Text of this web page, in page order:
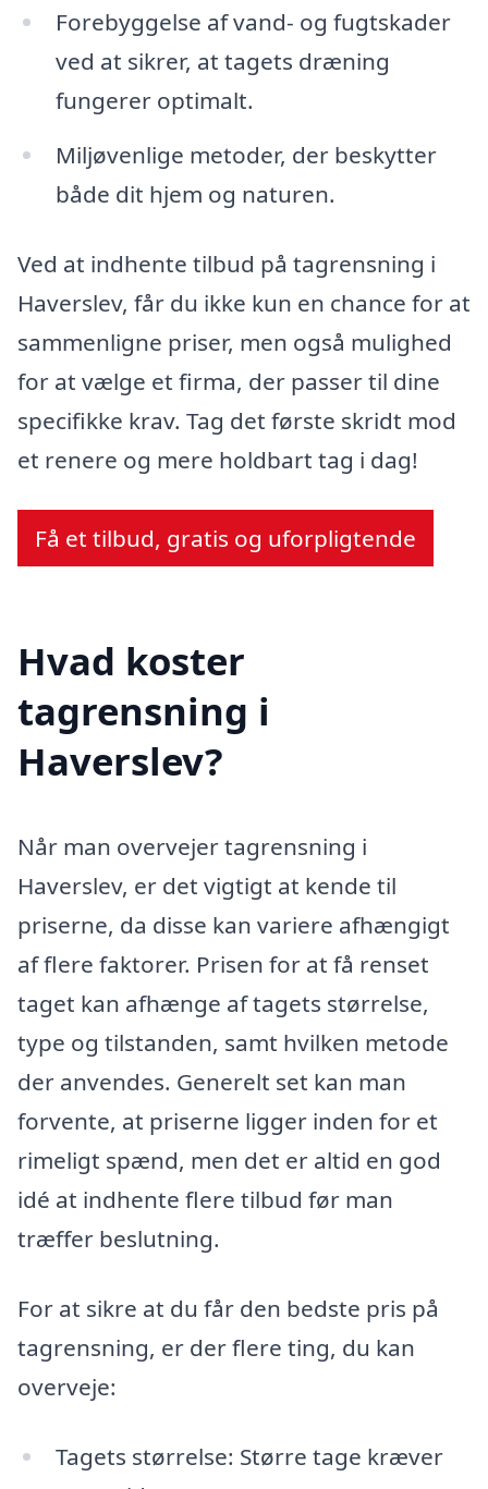
Forebyggelse af vand- og fugtskader
ved at sikrer, at tagets dræning
fungerer optimalt.
Miljøvenlige metoder, der beskytter
både dit hjem og naturen.
Ved at indhente tilbud på tagrensning i
Haverslev, får du ikke kun en chance for at
sammenligne priser, men også mulighed
for at vælge et firma, der passer til dine
specifikke krav. Tag det første skridt mod
et renere og mere holdbart tag i dag!
Få et tilbud, gratis og uforpligtende
Hvad koster
tagrensning i
Haverslev?
Når man overvejer tagrensning i
Haverslev, er det vigtigt at kende til
priserne, da disse kan variere afhængigt
af flere faktorer. Prisen for at få renset
taget kan afhænge af tagets størrelse,
type og tilstanden, samt hvilken metode
der anvendes. Generelt set kan man
forvente, at priserne ligger inden for et
rimeligt spænd, men det er altid en god
idé at indhente flere tilbud før man
træffer beslutning.
For at sikre at du får den bedste pris på
tagrensning, er der flere ting, du kan
overveje:
Tagets størrelse: Større tage kræver